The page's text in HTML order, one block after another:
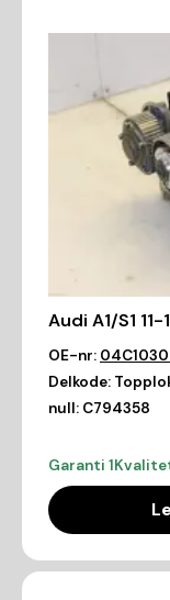
Audi A1/S1
OE-nr:
Delkode:
null: C794358
Garanti 1